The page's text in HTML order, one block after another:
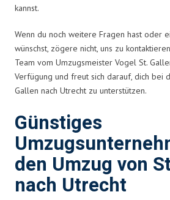
kannst.
Wenn du noch weitere Fragen hast oder
wünschst, zögere nicht, uns zu
Team vom Umzugsmeister Vogel St.
Verfügung und freut sich darauf, dich bei
Gallen nach Utrecht zu unterstützen.
Günstiges
den Umzug von
nach Utrecht